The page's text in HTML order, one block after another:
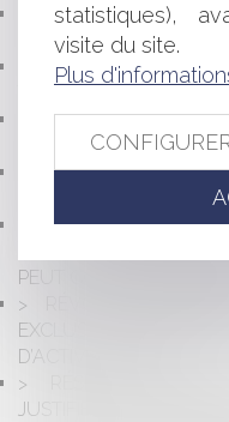
VERS UNE
VICTIMES D'ACCIDENTS
VIDÉO : EN FAIT
TITRE
PACS : LA COUR
PRÉSOMPTION
PROTECTION DU
POINT DE DÉPART DE
CONTRÔLE DE
PEUT COÛTER TRÈS
RÉVOCATION
EXCLUSIVE DU
D’ACTIVITÉ CIVILE
RÉSEAUX DE
JUSTIFIE PAS L’APPEL
statistiques),
visite du site.
Plus